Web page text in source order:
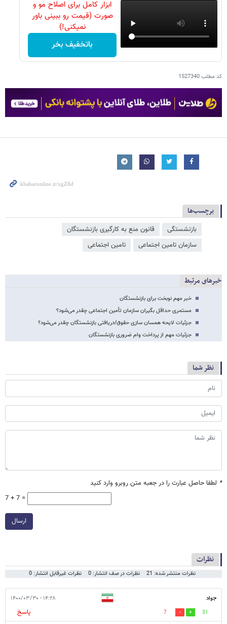
ابزار کامل برای اصلاح مو و
صورت (قیمت رو ببینی باور
نمیکنی!)
باتخفیف بخر
کد مطلب1527340
برچسب‌ها
بازنشستگی
قانون منع به کارگیری بازنشستگان
سازمان تامین اجتماعی
تامین اجتماعی
خبرهای مرتبط
خبر مهم نوبخت برای بازنشستگان
مستمری حداقل بگیران سازمان تأمین اجتماعی چقدر می‌شود؟
جزئیات لایحه همسان سازی حقوق/دریافتی بازنشستگان چقدر می‌شود؟
جزئیات مهم از پرداخت وام ضروری بازنشستگان
نظر شما
* لطفا حاصل عبارت را در جعبه متن روبرو وارد کنید
7 + 7 =
ارسال
نظرات
نظرات منتشر شده: 21 نظرات در صف انتشار: 0 نظرات غیرقابل انتشار: 0
جواد ۱۴:۲۸ - ۱۴۰۰/۰۳/۳۰
31
7 پاسخ